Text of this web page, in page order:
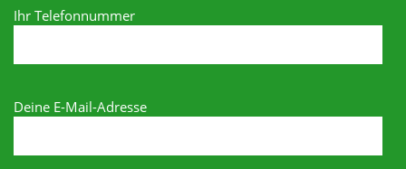
Ihr Telefonnummer
Deine E-Mail-Adresse